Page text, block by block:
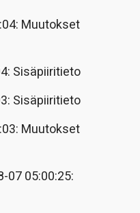
Muutokset
Sisäpiiritieto
Sisäpiiritieto
Muutokset
07 05:00:25: